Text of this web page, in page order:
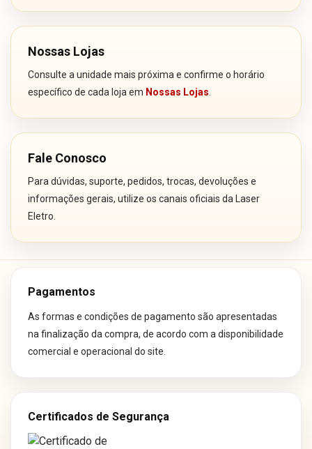
Nossas Lojas
Consulte a unidade mais próxima e confirme o horário
específico de cada loja em Nossas Lojas
Fale Conosco
Para dúvidas, suporte, pedidos, trocas, devoluções e
informações gerais, utilize os canais oficiais da Laser
Eletro.
Pagamentos
As formas e condições de pagamento são apresentadas
na finalização da compra, de acordo com a disponibilidade
comercial e operacional do site.
Certificados de Segurança